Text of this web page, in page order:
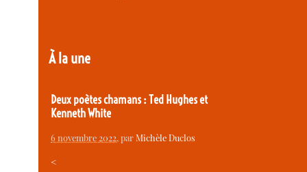
À la une
Deux poètes chamans : Ted Hughes et
Kenneth White
6 novembre 2022, parMichèle Duclos
<